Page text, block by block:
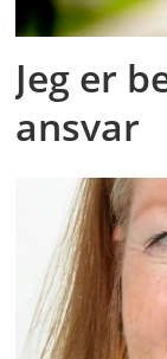
Jeg er
ansvar